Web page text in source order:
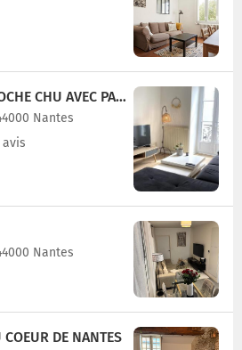
T2 ÎLE DE NANTES PROCHE CHU AVEC PARKING
Nantes
avis
Nantes
DE NANTES